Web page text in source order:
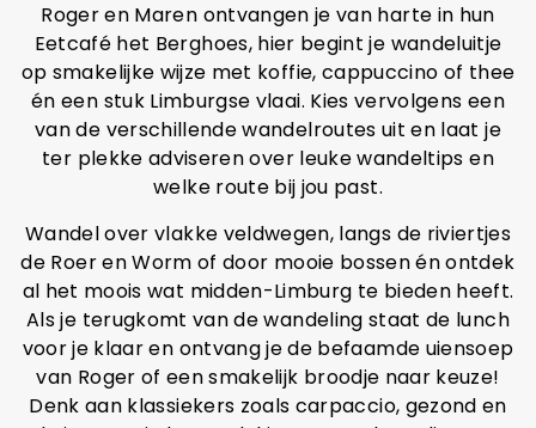
Roger en Maren ontvangen je van harte in hun
Eetcafé het Berghoes, hier begint je wandeluitje
op smakelijke wijze met koffie, cappuccino of thee
én een stuk Limburgse vlaai. Kies vervolgens een
van de verschillende wandelroutes uit en laat je
ter plekke adviseren over leuke wandeltips en
welke route bij jou past.
Wandel over vlakke veldwegen, langs de riviertjes
de Roer en Worm of door mooie bossen én ontdek
al het moois wat midden-Limburg te bieden heeft.
Als je terugkomt van de wandeling staat de lunch
voor je klaar en ontvang je de befaamde uiensoep
van Roger of een smakelijk broodje naar keuze!
Denk aan klassiekers zoals carpaccio, gezond en